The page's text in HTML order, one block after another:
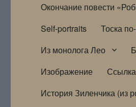
Окончание повести
Self-portraits
Тоска
Из монолога Лео
Изображение
Ссылка
История Зиленчика (из